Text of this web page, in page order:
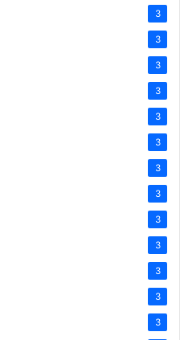
3
3
3
3
3
3
3
3
3
3
3
3
3